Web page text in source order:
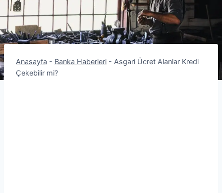
Anasayfa - Banka Haberleri - Asgari Ücret Alanlar Kredi
Çekebilir mi?